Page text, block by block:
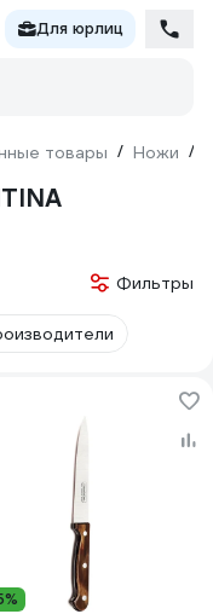
Для юрлиц
товары / Ножи /
Фильтры